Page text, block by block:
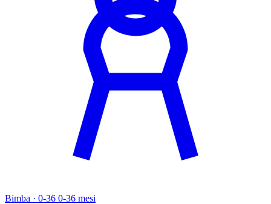
Bimba · 0-36 0-36 mesi